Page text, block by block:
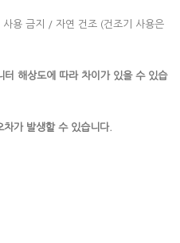
용 금지 / 자연 건조 (건조기 사용은
터 해상도에 따라 차이가 있을 수 있습
가 발생할 수 있습니다.